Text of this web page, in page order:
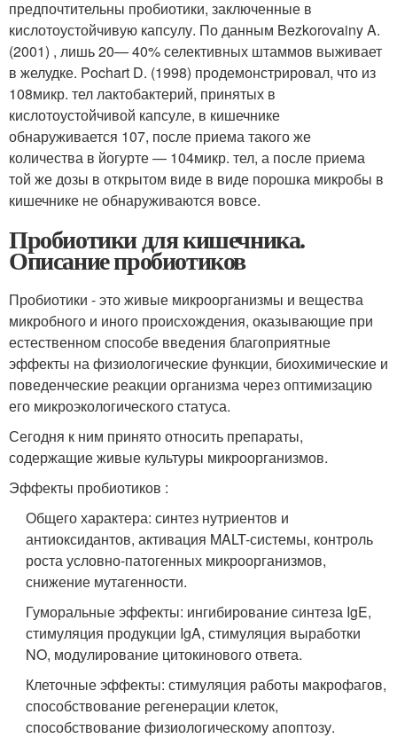
предпочтительны пробиотики, заключенные в
кислотоустойчивую капсулу. По данным Bezkorovainy A.
(2001) , лишь 20— 40% селективных штаммов выживает
в желудке. Pochart D. (1998) продемонстрировал, что из
108микр. тел лактобактерий, принятых в
кислотоустойчивой капсуле, в кишечнике
обнаруживается 107, после приема такого же
количества в йогурте — 104микр. тел, а после приема
той же дозы в открытом виде в виде порошка микробы в
кишечнике не обнаруживаются вовсе.
Пробиотики для кишечника.
Описание пробиотиков
Пробиотики - это живые микроорганизмы и вещества
микробного и иного происхождения, оказывающие при
естественном способе введения благоприятные
эффекты на физиологические функции, биохимические и
поведенческие реакции организма через оптимизацию
его микроэкологического статуса.
Сегодня к ним принято относить препараты,
содержащие живые культуры микроорганизмов.
Эффекты пробиотиков :
Общего характера: синтез нутриентов и
антиоксидантов, активация MALT-системы, контроль
роста условно-патогенных микроорганизмов,
снижение мутагенности.
Гуморальные эффекты: ингибирование синтеза IgE,
стимуляция продукции IgA, стимуляция выработки
NO, модулирование цитокинового ответа.
Клеточные эффекты: стимуляция работы макрофагов,
способствование регенерации клеток,
способствование физиологическому апоптозу.